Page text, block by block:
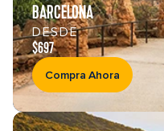
BARCELONA
DESDE
$697
Compra Ahora